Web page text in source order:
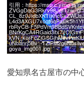
引用： https://msp.c.yimg.jp/
rbRyCB-
uNbanrj5Bv_-
goya_img001.jpg
愛知県名古屋市の中